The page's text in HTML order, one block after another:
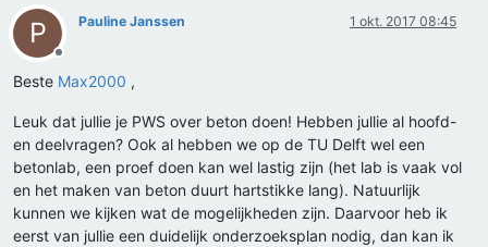
P
Offline
Pauline Janssen 1 okt. 2017 08:45
Beste Max2000 ,
Leuk dat jullie je PWS over beton doen! Hebben jullie al hoofd-
en deelvragen? Ook al hebben we op de TU Delft wel een
betonlab, een proef doen kan wel lastig zijn (het lab is vaak vol
en het maken van beton duurt hartstikke lang). Natuurlijk
kunnen we kijken wat de mogelijkheden zijn. Daarvoor heb ik
eerst van jullie een duidelijk onderzoeksplan nodig, dan kan ik